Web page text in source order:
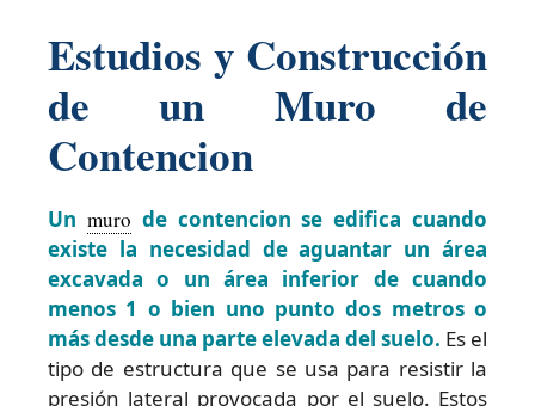
Estudios y Construcción
de un Muro de
Contencion
Un muro de contencion se edifica cuando
existe la necesidad de aguantar un área
excavada o un área inferior de cuando
menos 1 o bien uno punto dos metros o
más desde una parte elevada del suelo. Es el
tipo de estructura que se usa para resistir la
presión lateral provocada por el suelo. Estos